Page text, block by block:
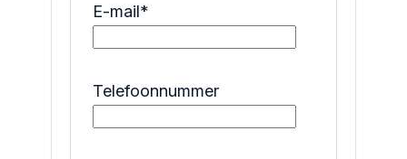
E-mail*
Telefoonnummer